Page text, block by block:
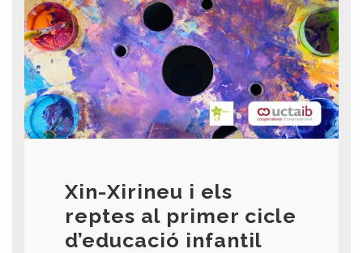
Xin-Xirineu i els
reptes al primer cicle
d’educació infantil